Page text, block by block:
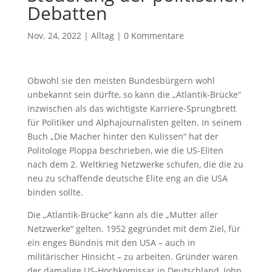
Debatten
Nov. 24, 2022| Alltag| 0 Kommentare
Obwohl sie den meisten Bundesbürgern wohl
unbekannt sein dürfte, so kann die „Atlantik-Brücke“
inzwischen als das wichtigste Karriere-Sprungbrett
für Politiker und Alphajournalisten gelten. In seinem
Buch „Die Macher hinter den Kulissen“ hat der
Politologe Ploppa beschrieben, wie die US-Eliten
nach dem 2. Weltkrieg Netzwerke schufen, die die zu
neu zu schaffende deutsche Elite eng an die USA
binden sollte.
Die „Atlantik-Brücke“ kann als die „Mutter aller
Netzwerke“ gelten. 1952 gegründet mit dem Ziel, für
ein enges Bündnis mit den USA – auch in
militärischer Hinsicht – zu arbeiten. Gründer waren